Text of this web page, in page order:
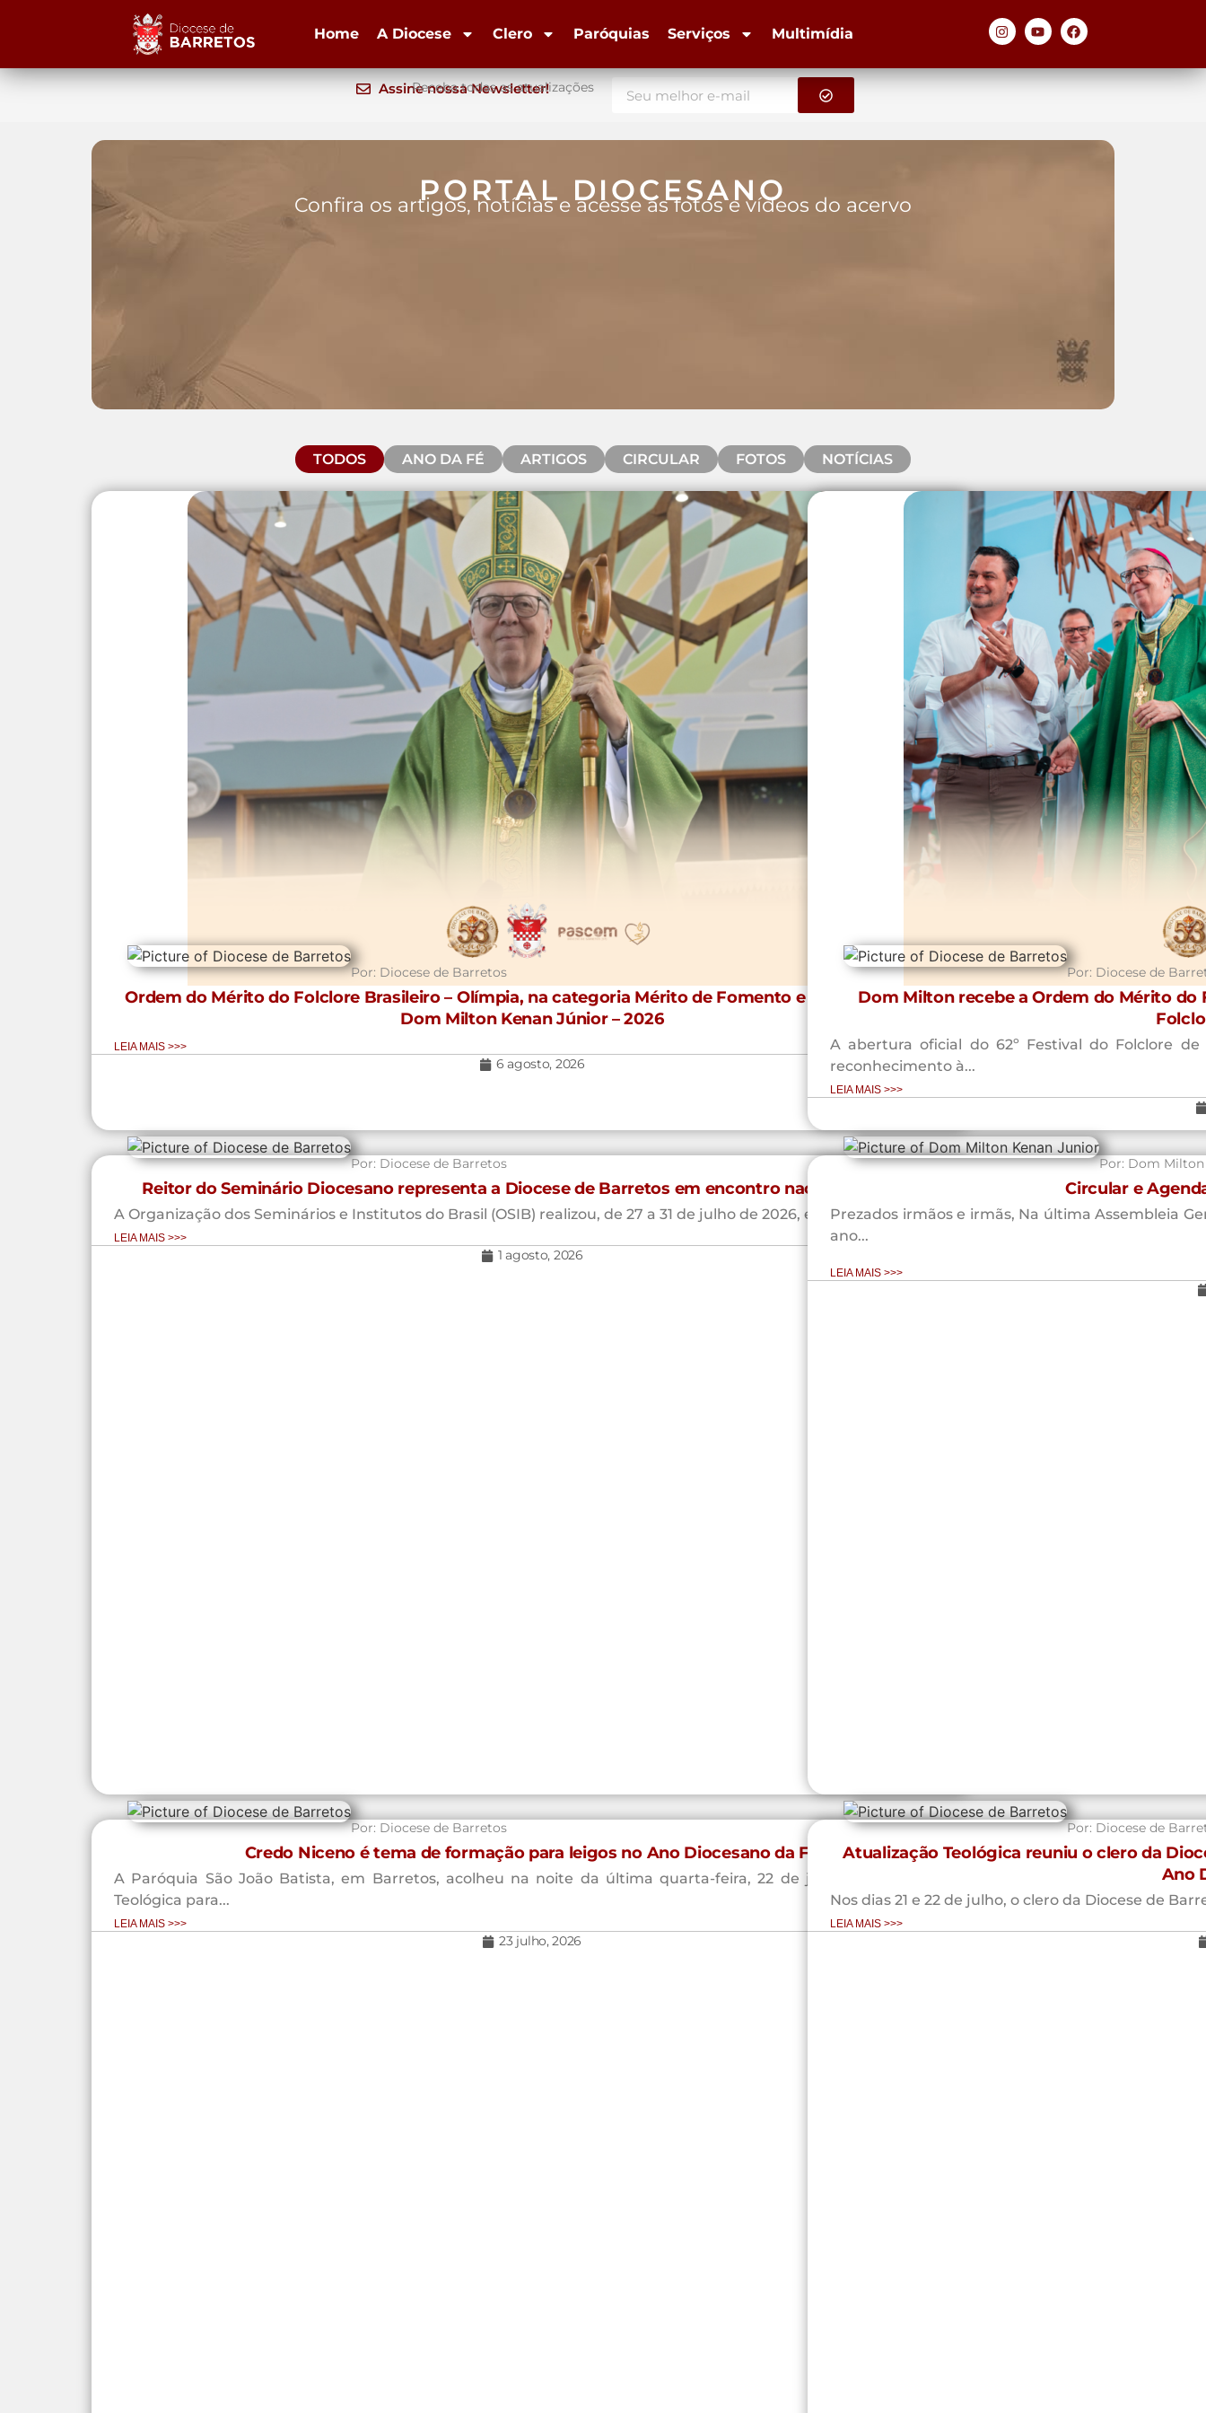
Home A Diocese Clero Paróquias Serviços Multimídia
Assine nossa Newsletter!
Receba todas as atualizações
PORTAL DIOCESANO
Confira os artigos, notícias e acesse as fotos e vídeos do acervo
ANO DA FÉ ARTIGOS CIRCULAR FOTOS NOTÍCIAS
TODOS
Por: Diocese de Barretos
Ordem do Mérito do Folclore Brasileiro – Olímpia, na categoria Mérito de Fomento e Apoio Cultural a
Dom Milton Kenan Júnior – 2026
LEIA MAIS >>>
6 agosto, 2026
Por: Diocese de
Dom Milton recebe a Ordem do Mérito do
A abertura oficial do 62º Festival do Folclore
reconhecimento à...
LEIA MAIS >>>
Por: Diocese de Barretos
Reitor do Seminário Diocesano representa a Diocese de Barretos em encontro nacional da OSIB
A Organização dos Seminários e Institutos do Brasil (OSIB) realizou, de 27 a 31 de julho de 2026, em Belo...
LEIA MAIS >>>
1 agosto, 2026
Por: Dom Milton
Circular e
Prezados irmãos e irmãs, Na última Assembleia
ano...
LEIA MAIS >>>
Por: Diocese de Barretos
Credo Niceno é tema de formação para leigos no Ano Diocesano da Fé
A Paróquia São João Batista, em Barretos, acolheu na noite da última quarta-feira, 22 de julho a Atualização
Teológica para...
LEIA MAIS >>>
23 julho, 2026
Por: Diocese de
Atualização Teológica reuniu o clero da
Ano
Nos dias 21 e 22 de julho, o clero da Diocese de
LEIA MAIS >>>